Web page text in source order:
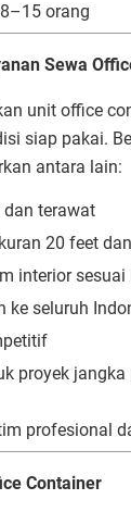
orang
Sewa
unit office
siap pakai.
antara lain:
dan terawat
20 feet
interior sesuai
ke seluruh
proyek
profesional
Container